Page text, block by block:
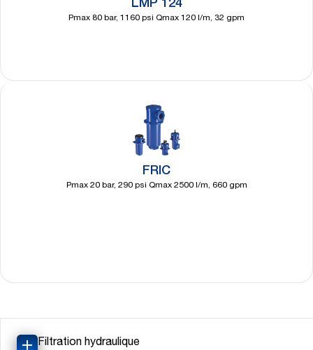
LMP 124
Pmax 80 bar, 1160 psi Qmax 120 l/m, 32 gpm
FRIC
Pmax 20 bar, 290 psi Qmax 2500 l/m, 660 gpm
Filtration hydraulique